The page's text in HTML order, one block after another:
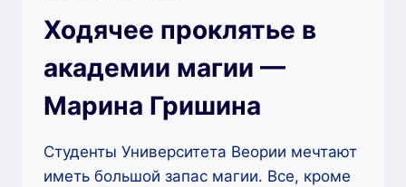
Ходячее проклятье в
академии магии —
Марина Гришина
Студенты Университета Веории мечтают
иметь большой запас магии. Все, кроме